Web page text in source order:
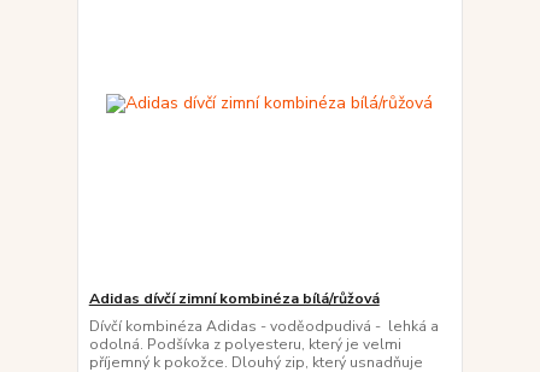
Adidas dívčí zimní kombinéza bílá/růžová
Dívčí kombinéza Adidas - voděodpudivá - lehká a
odolná. Podšívka z polyesteru, který je velmi
příjemný k pokožce. Dlouhý zip, který usnadňuje